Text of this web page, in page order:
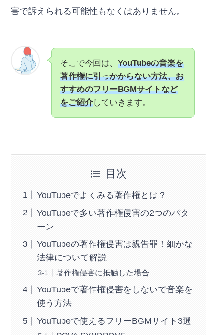
害で訴えられる可能性もなくはありません。
そこで今回は、YouTubeの音楽を
著作権に引っかからない方法、お
すすめのフリーBGMサイトなど
をご紹介していきます。
目次
YouTubeでよくみる著作権とは？
YouTubeで多い著作権侵害の2つのパタ
ーン
YouTubeの著作権侵害は親告罪！細かな
法律について解説
著作権侵害に抵触した場合
YouTubeで著作権侵害をしないで音楽を
使う方法
YouTubeで使えるフリーBGMサイト3選